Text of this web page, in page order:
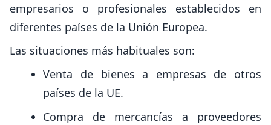
empresarios o profesionales establecidos en
diferentes países de la Unión Europea.
Las situaciones más habituales son:
Venta de bienes a empresas de otros
países de la UE.
Compra de mercancías a proveedores